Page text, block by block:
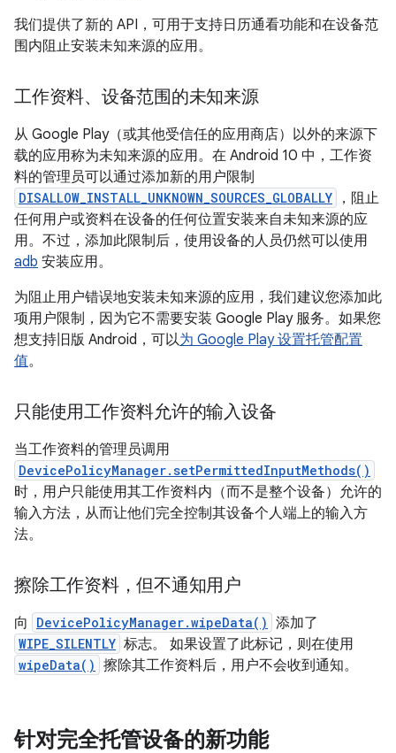
我们提供了新的 API，可用于支持日历通看功能和在设备范
围内阻止安装未知来源的应用。
工作资料、设备范围的未知来源
从 Google Play（或其他受信任的应用商店）以外的来源下
载的应用称为未知来源的应用。在 Android 10 中，工作资
料的管理员可以通过添加新的用户限制
DISALLOW_INSTALL_UNKNOWN_SOURCES_GLOBALLY
，阻止
任何用户或资料在设备的任何位置安装来自未知来源的应
用。不过，添加此限制后，使用设备的人员仍然可以使用
adb 安装应用。
为阻止用户错误地安装未知来源的应用，我们建议您添加此
项用户限制，因为它不需要安装 Google Play 服务。如果您
想支持旧版 Android，可以为 Google Play 设置托管配置
值。
只能使用工作资料允许的输入设备
当工作资料的管理员调用
DevicePolicyManager.setPermittedInputMethods()
时，用户只能使用其工作资料内（而不是整个设备）允许的
输入方法，从而让他们完全控制其设备个人端上的输入方
法。
擦除工作资料，但不通知用户
向 DevicePolicyManager.wipeData() 添加了
WIPE_SILENTLY 标志。 如果设置了此标记，则在使用
wipeData() 擦除其工作资料后，用户不会收到通知。
针对完全托管设备的新功能